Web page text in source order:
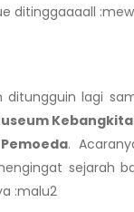
ditinggaaaall
ditungguin lagi
.
sejarah
:malu2